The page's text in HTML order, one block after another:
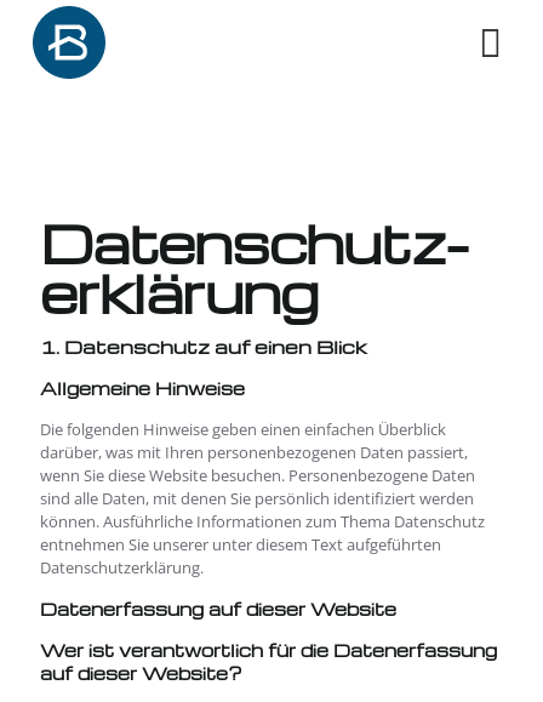
Datenschutz­
erklärung
1. Datenschutz auf einen Blick
Allgemeine Hinweise
Die folgenden Hinweise geben einen einfachen Überblick
darüber, was mit Ihren personenbezogenen Daten passiert,
wenn Sie diese Website besuchen. Personenbezogene Daten
sind alle Daten, mit denen Sie persönlich identifiziert werden
können. Ausführliche Informationen zum Thema Datenschutz
entnehmen Sie unserer unter diesem Text aufgeführten
Datenschutzerklärung.
Datenerfassung auf dieser Website
Wer ist verantwortlich für die Datenerfassung
auf dieser Website?